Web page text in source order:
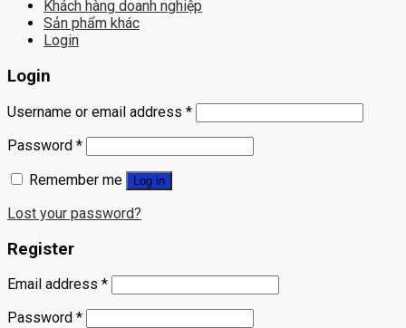
Khách hàng doanh nghiệp
Sản phẩm khác
Login
Login
Username or email address *
Password *
Remember me
Log in
Lost your password?
Register
Email address *
Password *